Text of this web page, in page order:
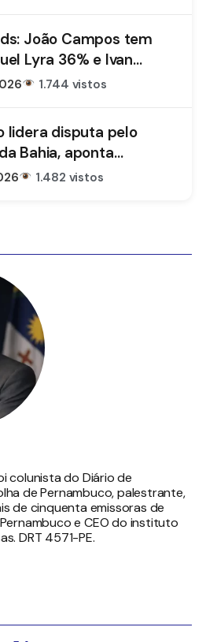
João Campos tem
Lyra 36% e Ivan
1.744 vistos
lidera disputa pelo
Bahia, aponta
1.482 vistos
colunista do Diário de
de Pernambuco, palestrante,
de cinquenta emissoras de
e CEO do instituto
DRT 4571-PE.